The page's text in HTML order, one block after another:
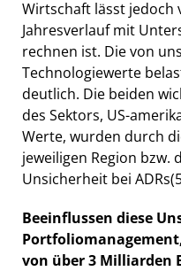
Wirtschaft lässt jedoch
Jahresverlauf mit
rechnen ist. Die von
Technologiewerte
deutlich. Die beiden
des Sektors, US-
Werte, wurden durch
jeweiligen Region bzw.
Unsicherheit bei ADRs
Beeinflussen diese
von über 3 Milliarden